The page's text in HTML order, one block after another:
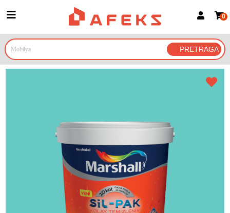
Prijava za članove
Prijavite se Google nalogom
0